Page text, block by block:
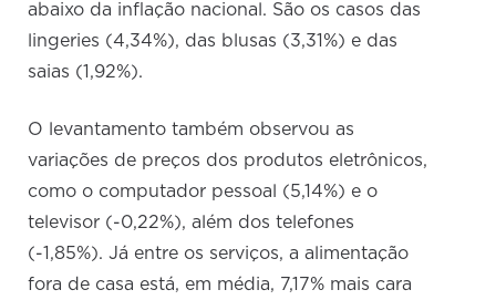
abaixo da inflação nacional. São os casos das
lingeries (4,34%), das blusas (3,31%) e das
saias (1,92%).
O levantamento também observou as
variações de preços dos produtos eletrônicos,
como o computador pessoal (5,14%) e o
televisor (-0,22%), além dos telefones
(-1,85%). Já entre os serviços, a alimentação
fora de casa está, em média, 7,17% mais cara